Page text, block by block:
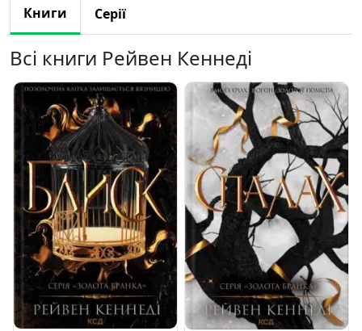
Книги Серії
Всі книги Рейвен Кеннеді